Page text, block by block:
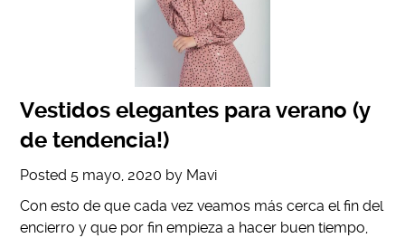
Vestidos elegantes para verano (y
de tendencia!)
Posted 5 mayo, 2020 by Mavi
Con esto de que cada vez veamos más cerca el fin del
encierro y que por fin empieza a hacer buen tiempo,